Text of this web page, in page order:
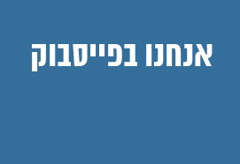
אנחנו בפייסבוק